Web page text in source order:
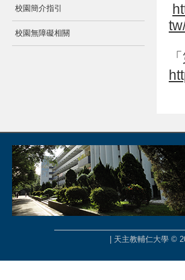
校園簡介指引
校園無障礙相關
| 天主教輔仁大學 ©